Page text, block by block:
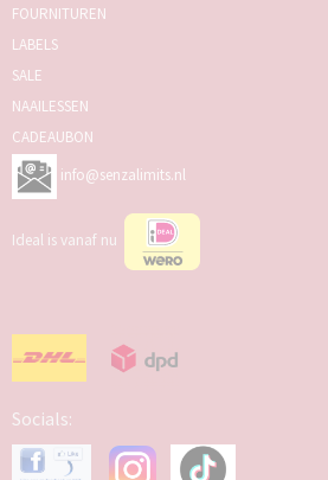
FOURNITUREN
LABELS
SALE
NAAILESSEN
CADEAUBON
info@senzalimits.nl
Ideal is vanaf nu
Socials: